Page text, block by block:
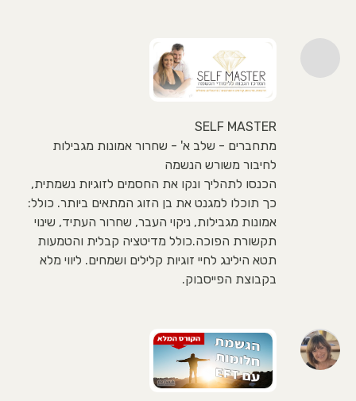
SELF MASTER
מתחברים - שלב א' - שחרור אמונות מגבילות
לחיבור משורש הנשמה
הכנסו לתהליך ונקו את החסמים לזוגיות נשמתית,
כך תוכלו למגנט את בן הזוג המתאים ביותר. כולל:
אמונות מגבילות, ניקוי העבר, שחרור העתיד, שינוי
תקשורת הפוכה.כולל מדיטציה קבלית והטמעות
תטא הילינג לחיי זוגיות קלילים ושמחים. ליווי מלא
בקבוצת הפייסבוק.